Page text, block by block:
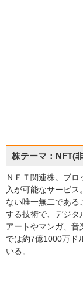
株テーマ：NFT(
ＮＦＴ関連株。ブ
入が可能なサービ
ない唯一無二である
する技術で、デジタ
アートやマンガ、
では約7億1000万ド
いる。